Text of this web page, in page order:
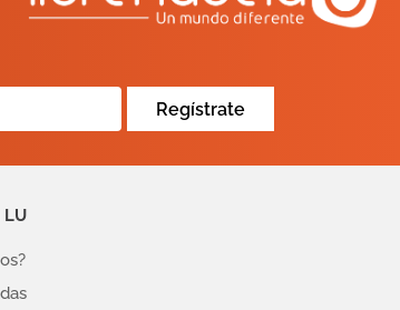
Regístrate